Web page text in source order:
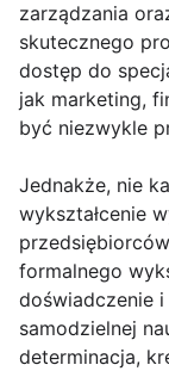
zarządzania
skutecznego
dostęp do
jak marketing,
być niezwykle
Jednakże, nie
wykształcenie
formalnego
doświadczenie
samodzielnej
determinacja,